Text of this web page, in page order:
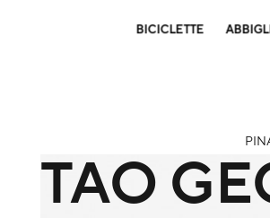
BICICLETTE
TAO